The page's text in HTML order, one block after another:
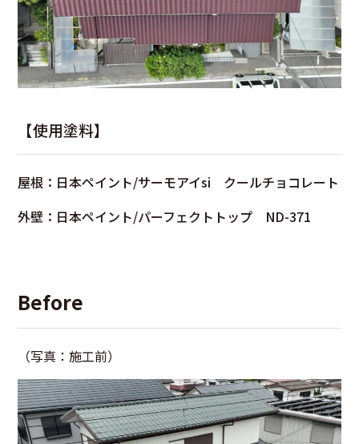
【使用塗料】
屋根：日本ペイント/サーモアイsi クールチョコレート
外壁：日本ペイント/パーフェクトトップ ND-371
Before
（写真：施工前）